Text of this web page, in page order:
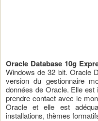
Oracle Database 10g
Windows de 32 bit. Oracle
version du gestionnaire
données de Oracle. Elle
prendre contact avec le
Oracle et elle est
installations, thèmes